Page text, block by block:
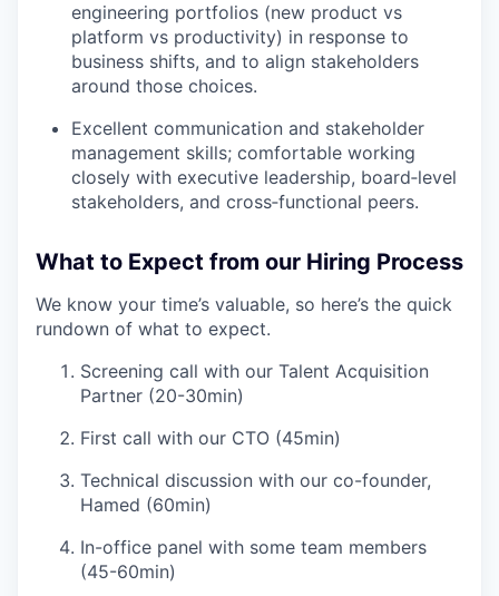
engineering portfolios (new product vs
platform vs productivity) in response to
business shifts, and to align stakeholders
around those choices.
Excellent communication and stakeholder
management skills; comfortable working
closely with executive leadership, board‑level
stakeholders, and cross‑functional peers.
What to Expect from our Hiring Process
We know your time’s valuable, so here’s the quick
rundown of what to expect.
Screening call with our Talent Acquisition
Partner (20-30min)
First call with our CTO (45min)
Technical discussion with our co-founder,
Hamed (60min)
In-office panel with some team members
(45-60min)